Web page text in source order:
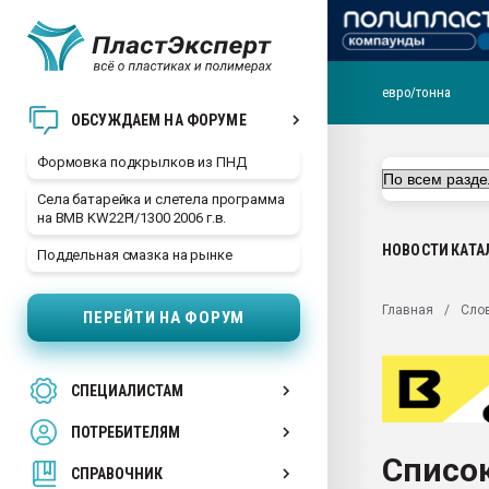
ОБСУЖДАЕМ НА ФОРУМЕ
Формовка подкрылков из ПНД
Села батарейка и слетела программа
на BMB KW22PI/1300 2006 г.в.
Поддельная смазка на рынке
ПЕРЕЙТИ НА ФОРУМ
СПЕЦИАЛИСТАМ
ПОТРЕБИТЕЛЯМ
СПРАВОЧНИК
29.07.2026 ФРП помог
Вакуум-формовочные
ближайшее
28.07.2026
первый план в
ситуацией на
евро/тонна
НОВОСТИ
Главная